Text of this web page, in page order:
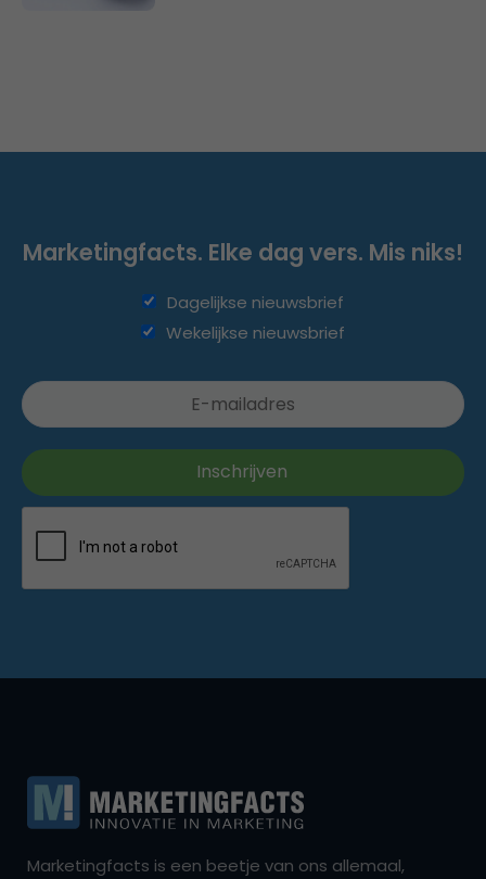
Marketingfacts. Elke dag vers. Mis niks!
Dagelijkse nieuwsbrief
Wekelijkse nieuwsbrief
Marketingfacts is een beetje van ons allemaal,